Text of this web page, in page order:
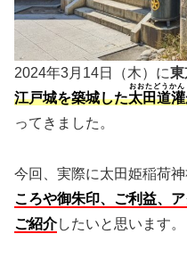
2024年3月14日（木）に東
江戸城を築城した太田道灌
おおたどうかん
ってきました。
今回、実際に太田姫稲荷
ころや御朱印、ご利益、
ご紹介したいと思います。